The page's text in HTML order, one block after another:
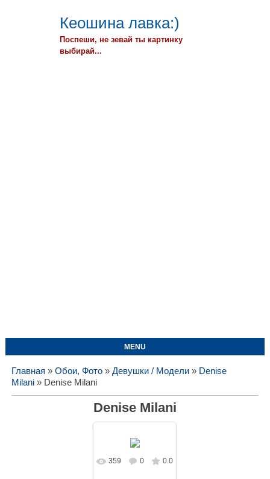
Кеошина лавка:)
Поспеши, не зевай ты картинку
выбирай...
MENU
Главная » Обои, Фото» Девушки / Модели» Denise
Milani» Denise Milani
Denise Milani
В реальном
359 0 0.0